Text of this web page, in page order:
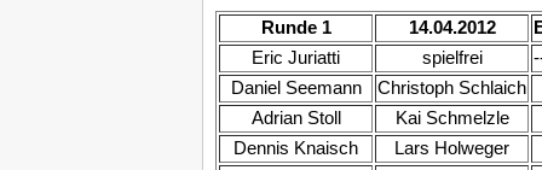
Runde 1 14.04.2012
Eric Juriatti
spielfrei
Daniel Seemann
Christoph Schlaich
Adrian Stoll
Kai Schmelzle
Dennis Knaisch
Lars Holweger